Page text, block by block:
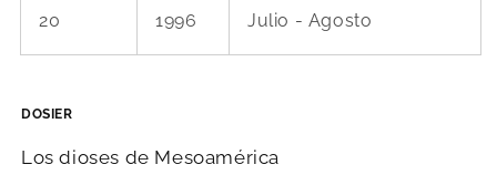
20 1996 Julio - Agosto
DOSIER
Los dioses de Mesoamérica